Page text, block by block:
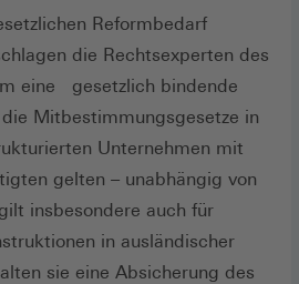
Reformbedarf
die Rechtsexperten des
eine gesetzlich bindende
Mitbestimmungsgesetze in
Unternehmen mit
gelten – unabhängig von
insbesondere auch für
in ausländischer
sie eine Absicherung des